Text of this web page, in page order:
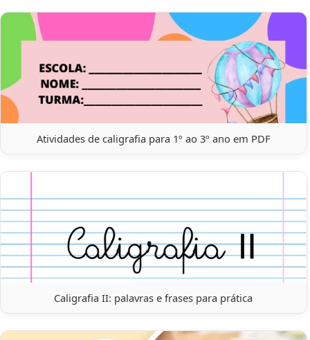
Atividades de caligrafia para 1º ao 3º ano em PDF
Caligrafia II: palavras e frases para prática